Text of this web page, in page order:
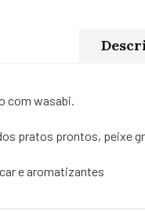
com wasabi.
pratos prontos, peixe
e aromatizantes